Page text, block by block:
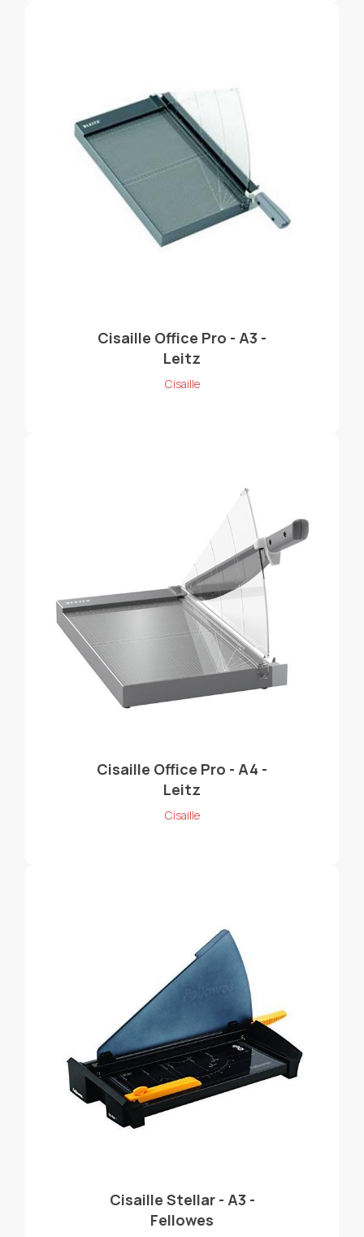
Cisaille Office Pro - A3 -
Leitz
Cisaille
Cisaille Office Pro - A4 -
Leitz
Cisaille
Cisaille Stellar - A3 -
Fellowes